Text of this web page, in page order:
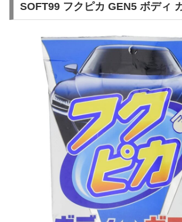
SOFT99 フクピカ GEN5 ボディ